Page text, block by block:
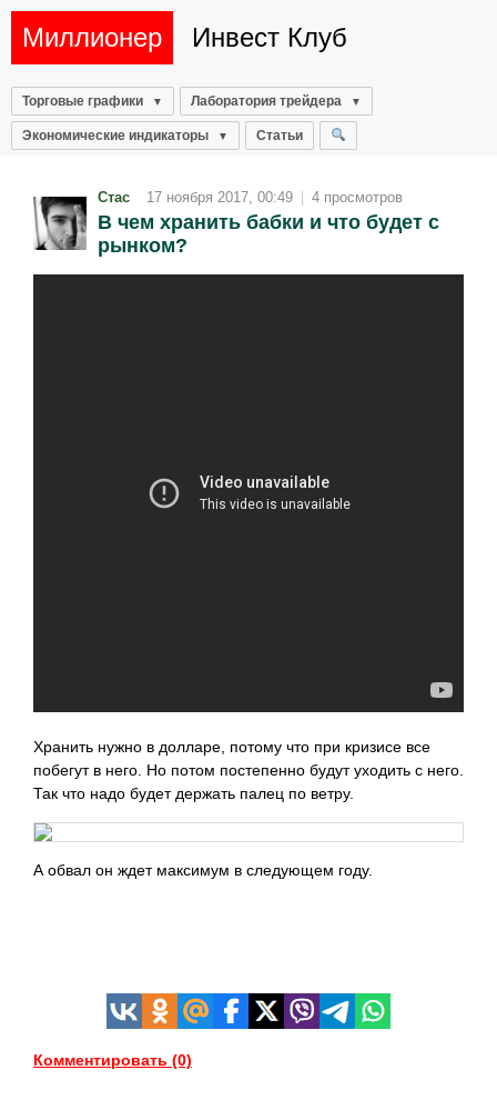
Миллионер Инвест Клуб
Торговые графики Лаборатория трейдера
Экономические индикаторы Статьи
Стас 17 ноября 2017, 00:49 4 просмотров
В чем хранить бабки и что будет с
рынком?
Хранить нужно в долларе, потому что при кризисе все
побегут в него. Но потом постепенно будут уходить с него.
Так что надо будет держать палец по ветру.
А обвал он ждет максимум в следующем году.
Комментировать (0)